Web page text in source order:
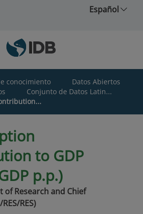
Español
conocimiento
Datos Abiertos
Conjunto de Datos Latin...
to GDP
p.p.)
of Research and Chief
RES)